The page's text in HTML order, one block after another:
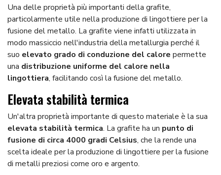
Una delle proprietà più importanti della grafite,
particolarmente utile nella produzione di lingottiere per la
fusione del metallo. La grafite viene infatti utilizzata in
modo massiccio nell'industria della metallurgia perché il
suo elevato grado di conduzione del calore permette
una distribuzione uniforme del calore nella
lingottiera, facilitando così la fusione del metallo.
Elevata stabilità termica
Un'altra proprietà importante di questo materiale è la sua
elevata stabilità termica. La grafite ha un punto di
fusione di circa 4000 gradi Celsius, che la rende una
scelta ideale per la produzione di lingottiere per la fusione
di metalli preziosi come oro e argento.